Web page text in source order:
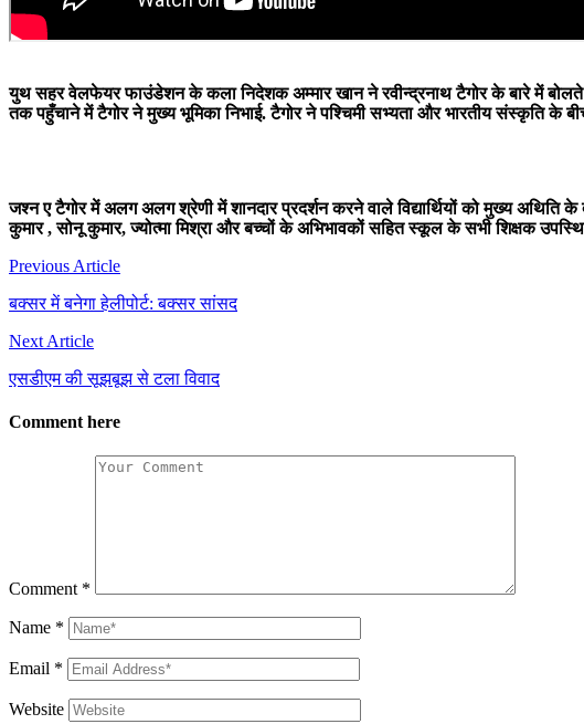
युथ सहर वेलफेयर फाउंडेशन के कला निदेशक अम्मार खान ने रवीन्द्रनाथ टैगोर के बारे में
तक पहुँचाने में टैगोर ने मुख्य भूमिका निभाई. टैगोर ने पश्चिमी सभ्यता और भारतीय संस्कृति के
जश्न ए टैगोर में अलग अलग श्रेणी में शानदार प्रदर्शन करने वाले विद्यार्थियों को मुख्य
कुमार , सोनू कुमार, ज्योत्मा मिश्रा और बच्चों के अभिभावकों सहित स्कूल के सभी शिक्षक
Post
navigation
Previous Article
बक्सर में बनेगा हेलीपोर्ट: बक्सर सांसद
Next Article
एसडीएम की सूझबूझ से टला विवाद
Comment here
Comment *
Name *
Email *
Website